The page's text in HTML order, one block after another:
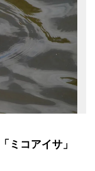
ミコアイサ」